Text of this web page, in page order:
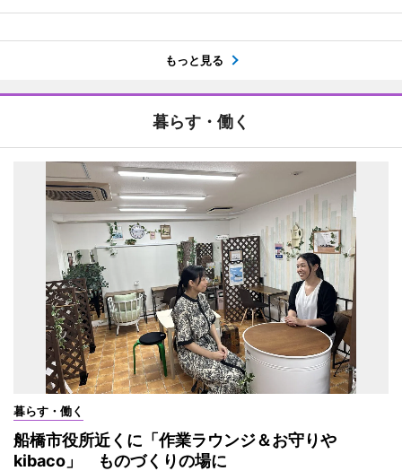
もっと見る
暮らす・働く
暮らす・働く
船橋市役所近くに「作業ラウンジ＆お守りや
kibaco」 ものづくりの場に